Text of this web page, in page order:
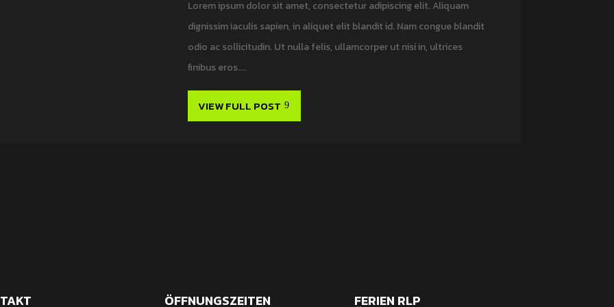
Lorem ipsum dolor sit amet, consectetur adipiscing elit. Aliquam
dignissim iaculis sapien, in aliquet elit blandit id. Nam congue blandit
odio ac sollicitudin. Ut nulla felis, ullamcorper ut nisi in, ultrices
finibus eros....
VIEW FULL POST
ÖFFNUNGSZEITEN FERIEN RLP